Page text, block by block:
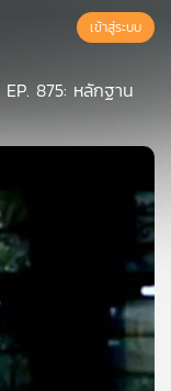
เข้าสู่ระบบ
EP. 875: หลักฐาน